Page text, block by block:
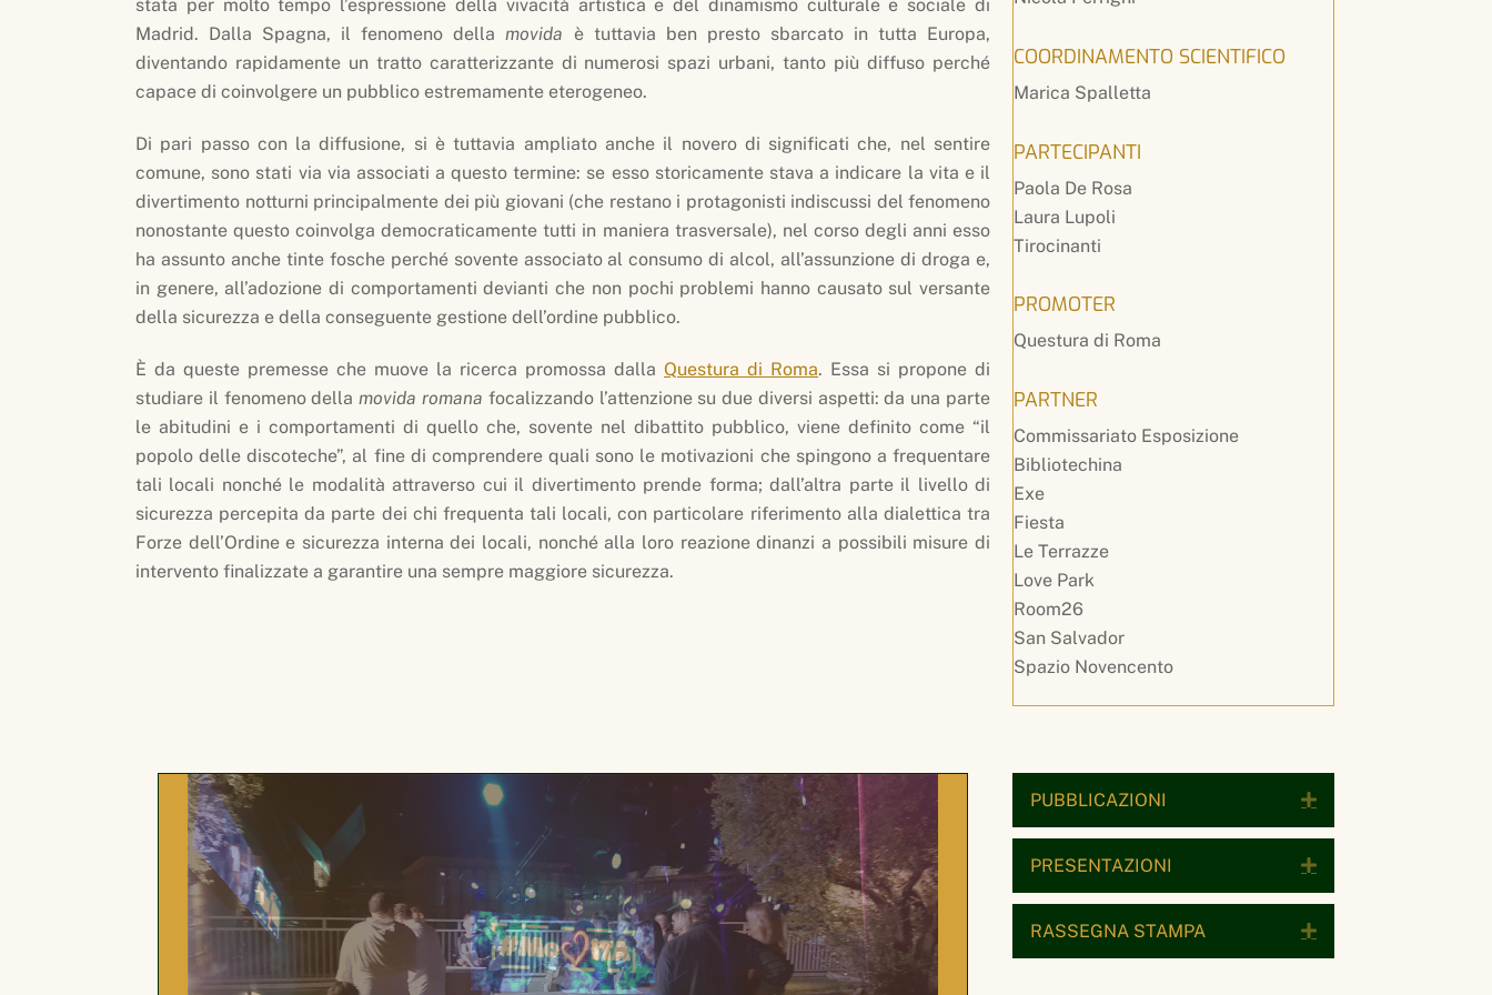
stata per molto tempo l’espressione della vivacità artistica e del dinamismo culturale e sociale di
Madrid. Dalla Spagna, il fenomeno dellamovida è tuttavia ben presto sbarcato in tutta Europa,
diventando rapidamente un tratto caratterizzante di numerosi spazi urbani, tanto più diffuso perché
capace di coinvolgere un pubblico estremamente eterogeneo.
Di pari passo con la diffusione, si è tuttavia ampliato anche il novero di significati che, nel sentire
comune, sono stati via via associati a questo termine: se esso storicamente stava a indicare la vita e il
divertimento notturni principalmente dei più giovani (che restano i protagonisti indiscussi del fenomeno
nonostante questo coinvolga democraticamente tutti in maniera trasversale), nel corso degli anni esso
ha assunto anche tinte fosche perché sovente associato al consumo di alcol, all’assunzione di droga e,
in genere, all’adozione di comportamenti devianti che non pochi problemi hanno causato sul versante
della sicurezza e della conseguente gestione dell’ordine pubblico.
È da queste premesse che muove la ricerca promossa dalla Questura di Roma. Essa si propone di
studiare il fenomeno della movida romana focalizzando l’attenzione su due diversi aspetti: da una parte
le abitudini e i comportamenti di quello che, sovente nel dibattito pubblico, viene definito come “il
popolo delle discoteche”, al fine di comprendere quali sono le motivazioni che spingono a frequentare
tali locali nonché le modalità attraverso cui il divertimento prende forma; dall’altra parte il livello di
sicurezza percepita da parte dei chi frequenta tali locali, con particolare riferimento alla dialettica tra
Forze dell’Ordine e sicurezza interna dei locali, nonché alla loro reazione dinanzi a possibili misure di
intervento finalizzate a garantire una sempre maggiore sicurezza.
COORDINAMENTO SCIENTIFICO
Marica Spalletta
PARTECIPANTI
Paola De Rosa
Laura Lupoli
Tirocinanti
PROMOTER
Questura di Roma
PARTNER
Commissariato Esposizione
Bibliotechina
Exe
Fiesta
Le Terrazze
Love Park
Room26
San Salvador
Spazio Novencento
PUBBLICAZIONI Espandi
PRESENTAZIONI Espandi
RASSEGNA STAMPA Espandi